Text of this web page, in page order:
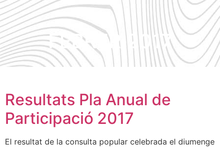
FEBRER 2017
Resultats Pla Anual de
Participació 2017
El resultat de la consulta popular celebrada el diumenge